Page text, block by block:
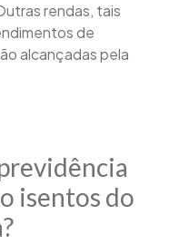
rendas, tais
de
alcançadas pela
isentos do